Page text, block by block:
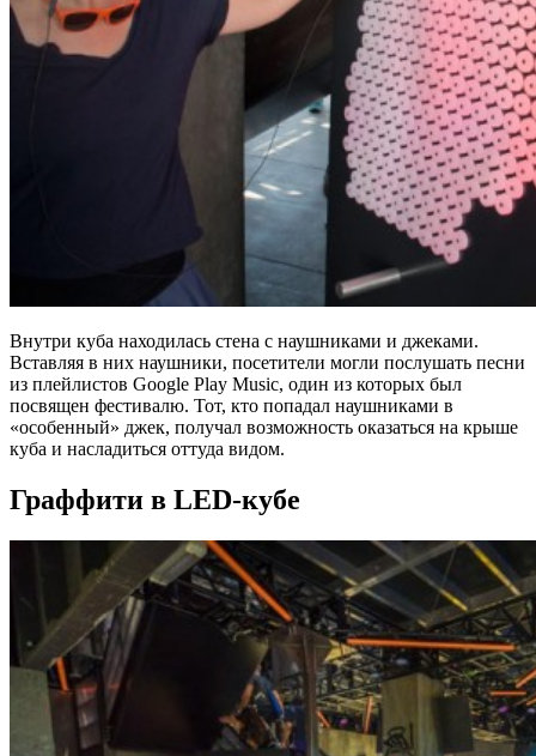
Внутри куба находилась стена с наушниками и джеками.
Вставляя в них наушники, посетители могли послушать песни
из плейлистов Google Play Music, один из которых был
посвящен фестивалю. Тот, кто попадал наушниками в
«особенный» джек, получал возможность оказаться на крыше
куба и насладиться оттуда видом.
Граффити в LED-кубе